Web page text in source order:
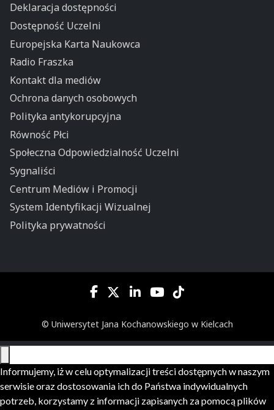
Deklaracja dostępności
Dostępność Uczelni
Europejska Karta Naukowca
Radio Fraszka
Kontakt dla mediów
Ochrona danych osobowych
Polityka antykorupcyjna
Równość Płci
Społeczna Odpowiedzialność Uczelni
Sygnaliści
Centrum Mediów i Promocji
System Identyfikacji Wizualnej
Polityka prywatności
© Uniwersytet Jana Kochanowskiego w Kielcach
Informujemy, iż w celu optymalizacji treści dostępnych w naszym
serwisie oraz dostosowania ich do Państwa indywidualnych
potrzeb, korzystamy z informacji zapisanych za pomocą plików